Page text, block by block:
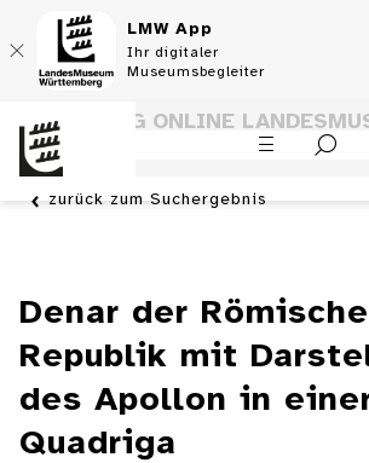
LMW App
Ihr digitaler
Museumsbegleiter
SAMMLUNG ONLINE
WÜRTTEMBERG
zurück zum Suchergebnis
Denar der
Republik mit
des Apollon in
Quadriga